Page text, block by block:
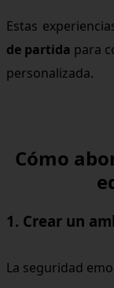
Estas
de partida para
personalizada.
Cómo
1. Crear un
La seguridad